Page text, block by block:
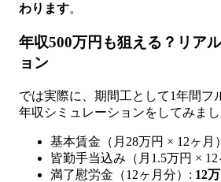
わります。
年収500万円も狙える？リア
ョン
では実際に、期間工として1年間フ
年収シミュレーションをしてみまし
基本賃金（月28万円 × 12ヶ月
皆勤手当込み（月1.5万円 × 12
満了慰労金（12ヶ月分）: 12